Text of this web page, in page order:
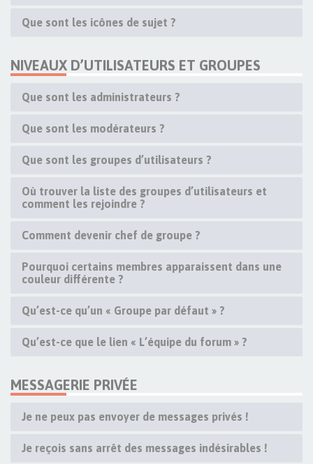
Que sont les icônes de sujet ?
NIVEAUX D’UTILISATEURS ET GROUPES
Que sont les administrateurs ?
Que sont les modérateurs ?
Que sont les groupes d’utilisateurs ?
Où trouver la liste des groupes d’utilisateurs et
comment les rejoindre ?
Comment devenir chef de groupe ?
Pourquoi certains membres apparaissent dans une
couleur différente ?
Qu’est-ce qu’un « Groupe par défaut » ?
Qu’est-ce que le lien « L’équipe du forum » ?
MESSAGERIE PRIVÉE
Je ne peux pas envoyer de messages privés !
Je reçois sans arrêt des messages indésirables !